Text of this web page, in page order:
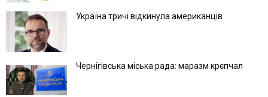
Україна тричі відкинула американців
Чернігівська міська рада: маразм крєпчал